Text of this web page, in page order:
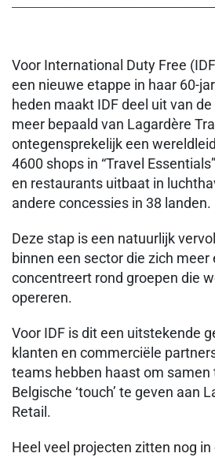
Voor International Duty Free
een nieuwe etappe in haar 60-
heden maakt IDF deel uit van
meer bepaald van Lagardère
ontegensprekelijk een
4600 shops in “Travel
en restaurants uitbaat in
andere concessies in 38 landen.
Deze stap is een natuurlijk
binnen een sector die zich meer
concentreert rond groepen die
opereren.
Voor IDF is dit een uitstekende
klanten en commerciële
teams hebben haast om samen
Belgische ‘touch’ te geven aan
Retail.
Heel veel projecten zitten nog in